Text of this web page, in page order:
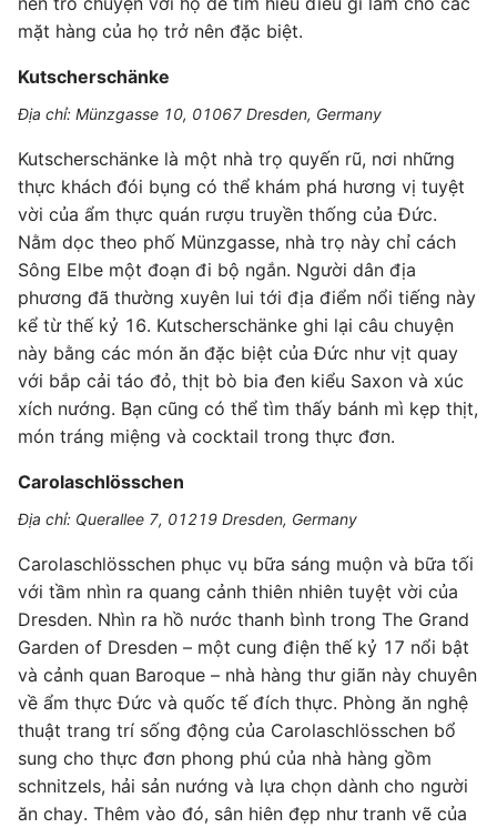
mặt hàng của họ trở nên đặc biệt.
Kutscherschänke
Địa chỉ: Münzgasse 10, 01067 Dresden, Germany
Kutscherschänke là một nhà trọ quyến rũ, nơi những
thực khách đói bụng có thể khám phá hương vị tuyệt
vời của ẩm thực quán rượu truyền thống của Đức.
Nằm dọc theo phố Münzgasse, nhà trọ này chỉ cách
Sông Elbe một đoạn đi bộ ngắn. Người dân địa
phương đã thường xuyên lui tới địa điểm nổi tiếng này
kể từ thế kỷ 16. Kutscherschänke ghi lại câu chuyện
này bằng các món ăn đặc biệt của Đức như vịt quay
với bắp cải táo đỏ, thịt bò bia đen kiểu Saxon và xúc
xích nướng. Bạn cũng có thể tìm thấy bánh mì kẹp thịt,
món tráng miệng và cocktail trong thực đơn.
Carolaschlösschen
Địa chỉ: Querallee 7, 01219 Dresden, Germany
Carolaschlösschen phục vụ bữa sáng muộn và bữa tối
với tầm nhìn ra quang cảnh thiên nhiên tuyệt vời của
Dresden. Nhìn ra hồ nước thanh bình trong The Grand
Garden of Dresden – một cung điện thế kỷ 17 nổi bật
và cảnh quan Baroque – nhà hàng thư giãn này chuyên
về ẩm thực Đức và quốc tế đích thực. Phòng ăn nghệ
thuật trang trí sống động của Carolaschlösschen bổ
sung cho thực đơn phong phú của nhà hàng gồm
schnitzels, hải sản nướng và lựa chọn dành cho người
ăn chay. Thêm vào đó, sân hiên đẹp như tranh vẽ của